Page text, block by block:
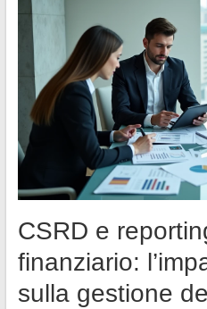
CSRD e
finanziario:
sulla gestione